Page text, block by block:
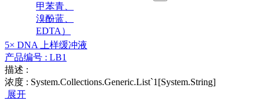
甲苯青、
溴酚蓝、
EDTA）
5× DNA 上样缓冲液
产品编号 : LB1
描述 :
浓度 : System.Collections.Generic.List`1[System.String]
展开